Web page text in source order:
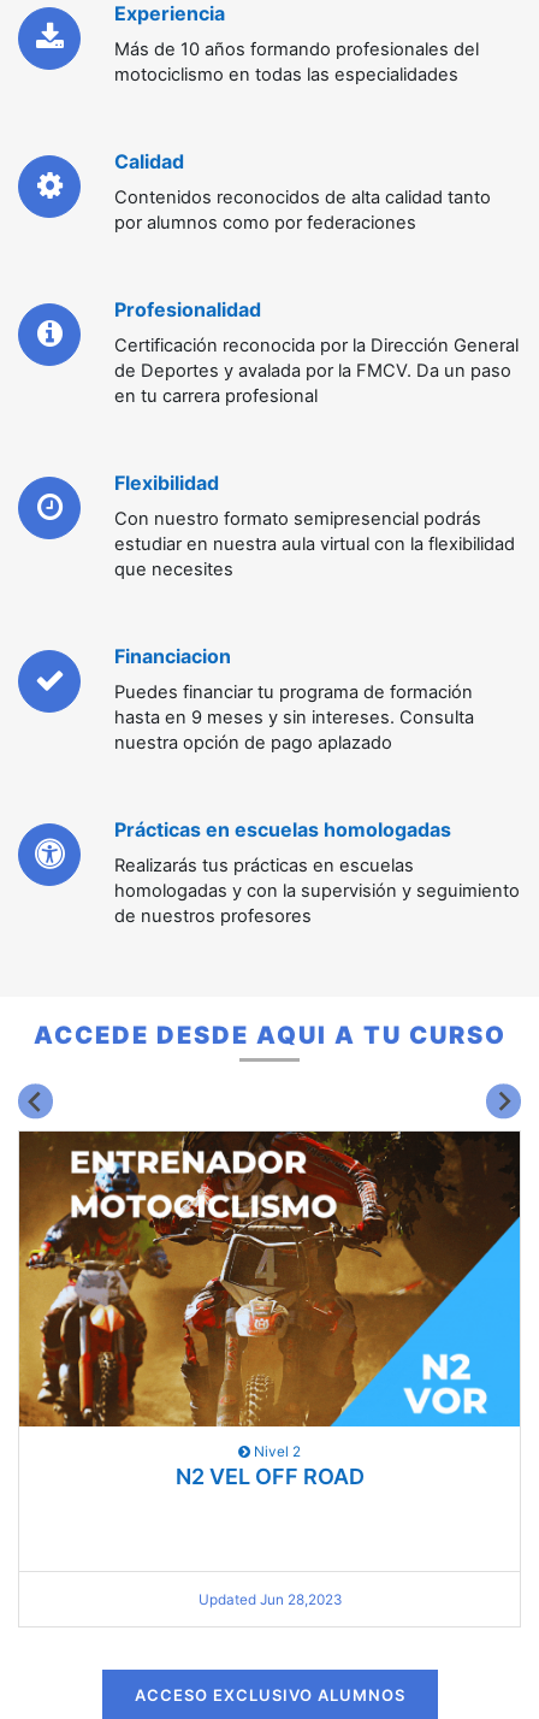
Experiencia
Más de 10 años formando profesionales del
motociclismo en todas las especialidades
Calidad
Contenidos reconocidos de alta calidad tanto
por alumnos como por federaciones
Profesionalidad
Certificación reconocida por la Dirección General
de Deportes y avalada por la FMCV. Da un paso
en tu carrera profesional
Flexibilidad
Con nuestro formato semipresencial podrás
estudiar en nuestra aula virtual con la flexibilidad
que necesites
Financiacion
Puedes financiar tu programa de formación
hasta en 9 meses y sin intereses. Consulta
nuestra opción de pago aplazado
Prácticas en escuelas homologadas
Realizarás tus prácticas en escuelas
homologadas y con la supervisión y seguimiento
de nuestros profesores
ACCEDE DESDE AQUI A TU CURSO
Nivel 2
N2 VEL OFF ROAD
Updated Jun 28,2023
ACCESO EXCLUSIVO ALUMNOS